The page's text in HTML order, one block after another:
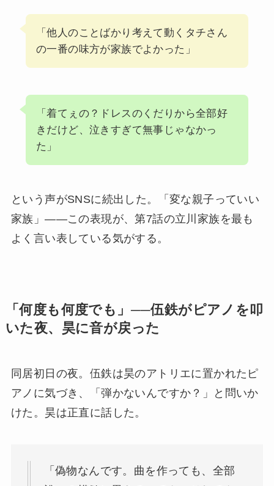
「他人のことばかり考えて動くタチさん
の一番の味方が家族でよかった」
「着てぇの？ドレスのくだりから全部好
きだけど、泣きすぎて無事じゃなかっ
た」
という声がSNSに続出した。「変な親子っていい
家族」——この表現が、第7話の立川家族を最も
よく言い表している気がする。
「何度も何度でも」──伍鉄がピアノを叩
いた夜、昊に音が戻った
同居初日の夜。伍鉄は昊のアトリエに置かれたピ
アノに気づき、「弾かないんですか？」と問いか
けた。昊は正直に話した。
「偽物なんです。曲を作っても、全部